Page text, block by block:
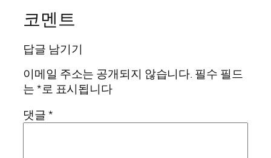
코멘트
답글 남기기
이메일 주소는 공개되지 않습니다. 필수 필드
는*로 표시됩니다
댓글*